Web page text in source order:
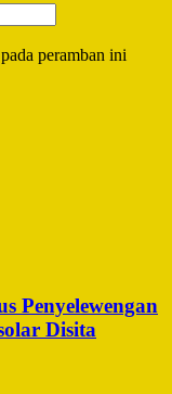
peramban ini
Penyelewengan
Disita